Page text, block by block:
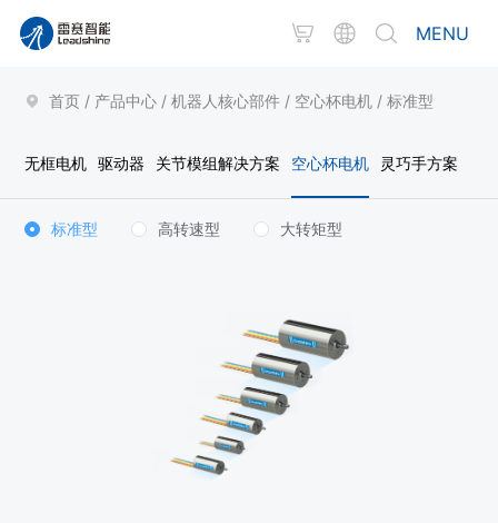
MENU
首页 / 产品中心 / 机器人核心部件 / 空心杯电机 / 标准型
无框电机 驱动器 关节模组解决方案 空心杯电机 灵巧手方案
标准型 高转速型 大转矩型